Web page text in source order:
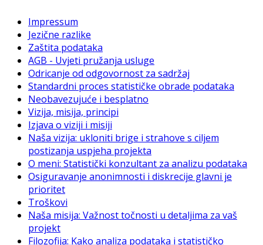
Impressum
Jezične razlike
Zaštita podataka
AGB - Uvjeti pružanja usluge
Odricanje od odgovornost za sadržaj
Standardni proces statističke obrade podataka
Neobavezujuće i besplatno
Vizija, misija, principi
Izjava o viziji i misiji
Naša vizija: ukloniti brige i strahove s ciljem
postizanja uspjeha projekta
O meni: Statistički konzultant za analizu podataka
Osiguravanje anonimnosti i diskrecije glavni je
prioritet
Troškovi
Naša misija: Važnost točnosti u detaljima za vaš
projekt
Filozofija: Kako analiza podataka i statističko